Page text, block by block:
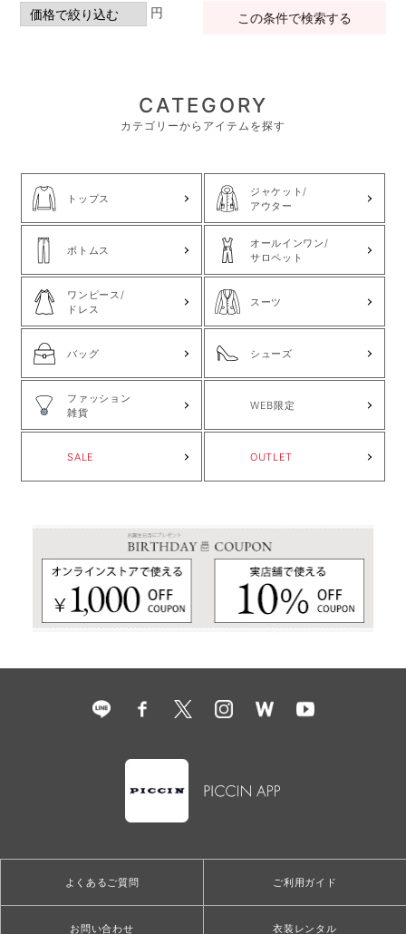
円 この条件で検索する
CATEGORY
カテゴリーからアイテムを探す
トップス
ジャケット/
アウター
ボトムス
オールインワン/
サロペット
ワンピース/
ドレス
スーツ
バッグ シューズ
ファッション
雑貨
WEB限定
SALE OUTLET
よくあるご質問 ご利用ガイド
お問い合わせ 衣装レンタル